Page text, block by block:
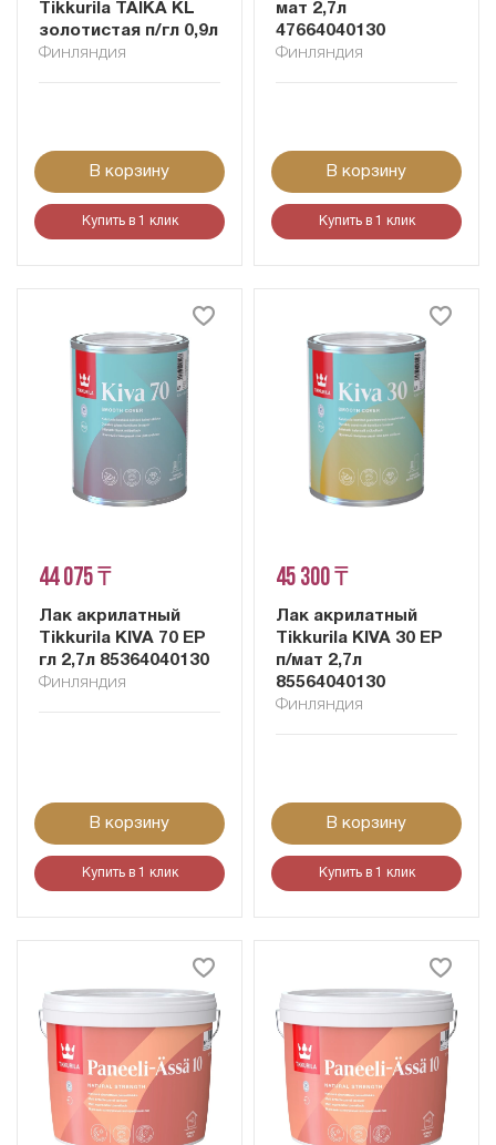
Tikkurila TAIKA KL
золотистая п/гл 0,9л
Финляндия
В корзину
Купить в 1 клик
мат 2,7л
47664040130
Финляндия
В корзину
Купить в 1 клик
44 075 ₸
Лак акрилатный
Tikkurila KIVA 70 EP
гл 2,7л 85364040130
Финляндия
В корзину
Купить в 1 клик
45 300 ₸
Лак акрилатный
Tikkurila KIVA 30 EP
п/мат 2,7л
85564040130
Финляндия
В корзину
Купить в 1 клик